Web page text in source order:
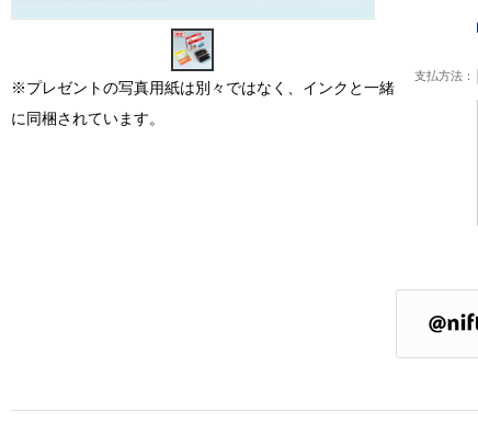
※プレゼントの写真用紙は別々ではなく、インクと一緒
に同梱されています。
支払方法：